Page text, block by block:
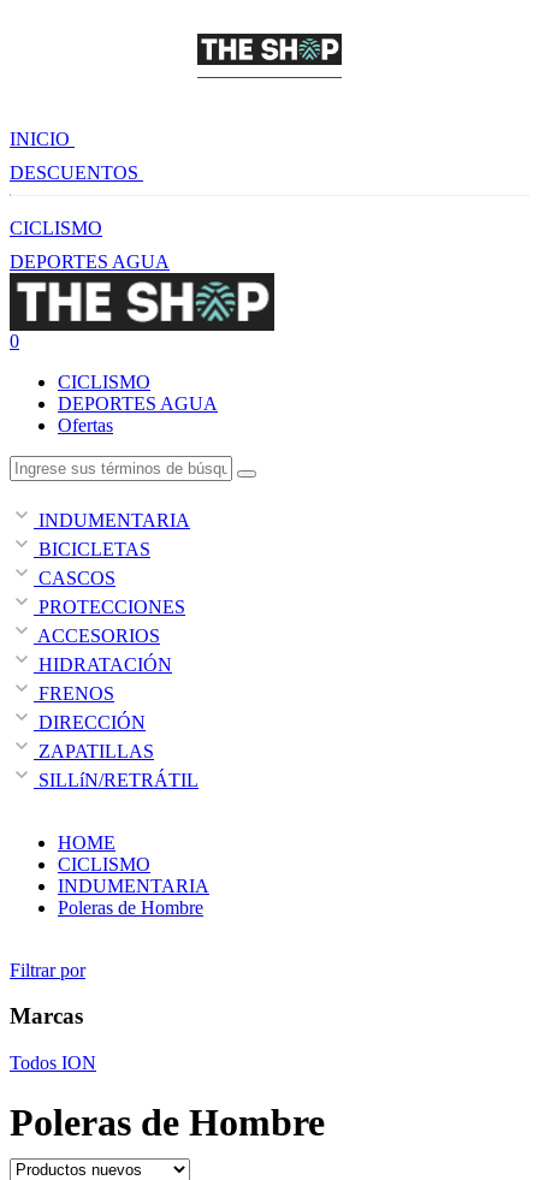
INICIO
DESCUENTOS
CICLISMO
DEPORTES AGUA
0
CICLISMO
DEPORTES AGUA
Ofertas
INDUMENTARIA
BICICLETAS
CASCOS
PROTECCIONES
ACCESORIOS
HIDRATACIÓN
FRENOS
DIRECCIÓN
ZAPATILLAS
SILLíN/RETRÁTIL
HOME
CICLISMO
INDUMENTARIA
Poleras de Hombre
Filtrar por
Marcas
Todos ION
Poleras de Hombre